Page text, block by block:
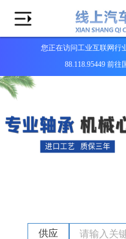
您正在访问工业互联网行
88.118.95449 前
供应